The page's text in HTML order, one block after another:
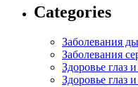
Categories
Заболевания
Заболевания
Здоровье глаз
Здоровье глаз